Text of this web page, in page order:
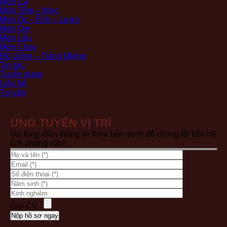
Món Tôm – Mực
Món Ốc – Ếch – Lươn
Món Om
Món Lẩu
Món Chay
Đồ Uống – Tráng Miệng
Tin tức
Tuyển dụng
Liên hệ
Tư vấn
ỨNG TUYỂN VỊ TRÍ
Vui lòng điền thông tin form bên dưới để chúng tôi liên hệ
lịch phỏng vấn!
Gửi CV :